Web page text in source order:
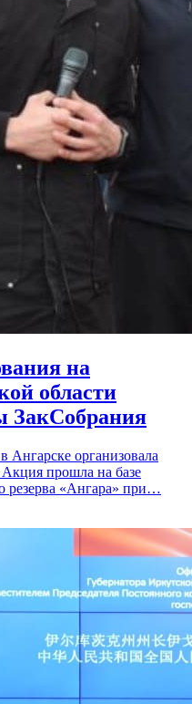
на
области
ЗакСобрания
Ангарске организовала
Акция прошла на базе
резерва «Ангара» при…